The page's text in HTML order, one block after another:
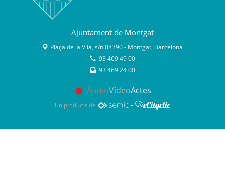
Ajuntament de Montgat
Plaça de la Vila, s/n 08390 - Montgat, Barcelona
93 469 49 00
93 469 24 00
ÀudioVídeoActes
Un producte de -